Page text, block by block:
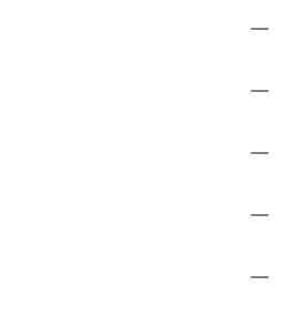
—
—
—
—
—